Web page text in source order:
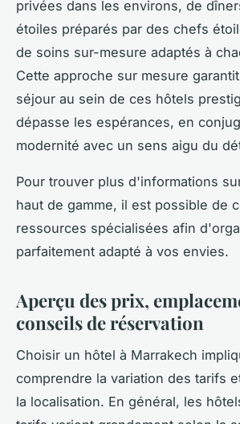
privées dans les environs, de
étoiles préparés par des chefs
de soins sur-mesure adaptés à
Cette approche sur mesure
séjour au sein de ces hôtels
dépasse les espérances, en
modernité avec un sens aigu du
Pour trouver plus d'informations
haut de gamme, il est possible de
ressources spécialisées afin
parfaitement adapté à vos envies.
Aperçu des prix,
conseils de réservation
Choisir un hôtel à Marrakech
comprendre la variation des tarifs
la localisation. En général, les